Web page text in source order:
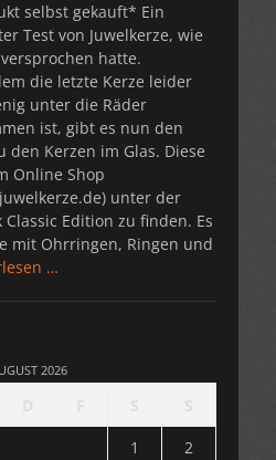
selbst gekauft* Ein
Test von Juwelkerze, wie
hatte.
die letzte Kerze leider
unter die Räder
ist, gibt es nun den
den Kerzen im Glas. Diese
Online Shop
unter der
Classic Edition zu finden. Es
mit Ohrringen, Ringen und
…
2026
1
2